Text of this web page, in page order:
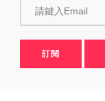
請鍵入Email
訂閱